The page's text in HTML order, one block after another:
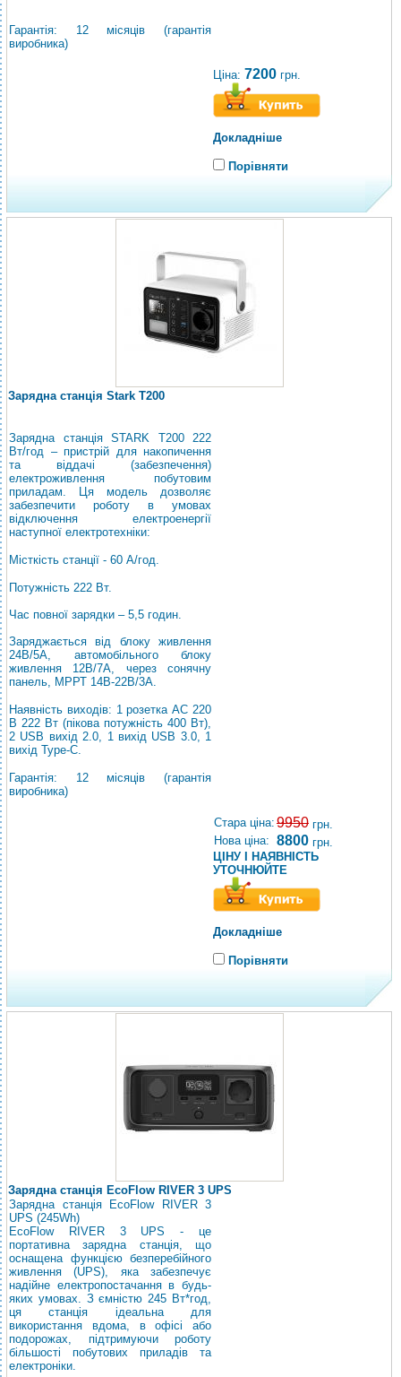
Гарантія: 12 місяців (гарантія
виробника)
Ціна: 7200 грн.
Докладніше
Порівняти
Зарядна станція Stark T200
Зарядна станція STARK T200 222
Вт/год – пристрій для накопичення
та віддачі (забезпечення)
електроживлення побутовим
приладам. Ця модель дозволяє
забезпечити роботу в умовах
відключення електроенергії
наступної електротехніки:
Місткість станції - 60 А/год.
Потужність 222 Вт.
Час повної зарядки – 5,5 годин.
Заряджається від блоку живлення
24В/5А, автомобільного блоку
живлення 12В/7А, через сонячну
панель, МРРТ 14В-22В/3А.
Наявність виходів: 1 розетка АС 220
В 222 Вт (пікова потужність 400 Вт),
2 USB вихід 2.0, 1 вихід USB 3.0, 1
вихід Type-C.
Гарантія: 12 місяців (гарантія
виробника)
Стара ціна: 9950 грн.
Нова ціна: 8800 грн.
ЦІНУ І НАЯВНІСТЬ
УТОЧНЮЙТЕ
Докладніше
Порівняти
Зарядна станція EcoFlow RIVER 3 UPS
Зарядна станція EcoFlow RIVER 3
UPS (245Wh)
EcoFlow RIVER 3 UPS - це
портативна зарядна станція, що
оснащена функцією безперебійного
живлення (UPS), яка забезпечує
надійне електропостачання в будь-
яких умовах. З ємністю 245 Вт*год,
ця станція ідеальна для
використання вдома, в офісі або
подорожах, підтримуючи роботу
більшості побутових приладів та
електроніки.